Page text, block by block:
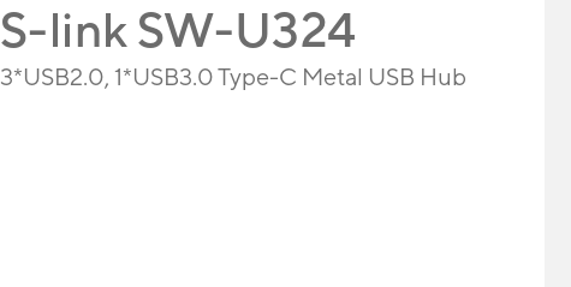
S-link SW-U324
3*USB2.0, 1*USB3.0 Type-C Metal USB Hub